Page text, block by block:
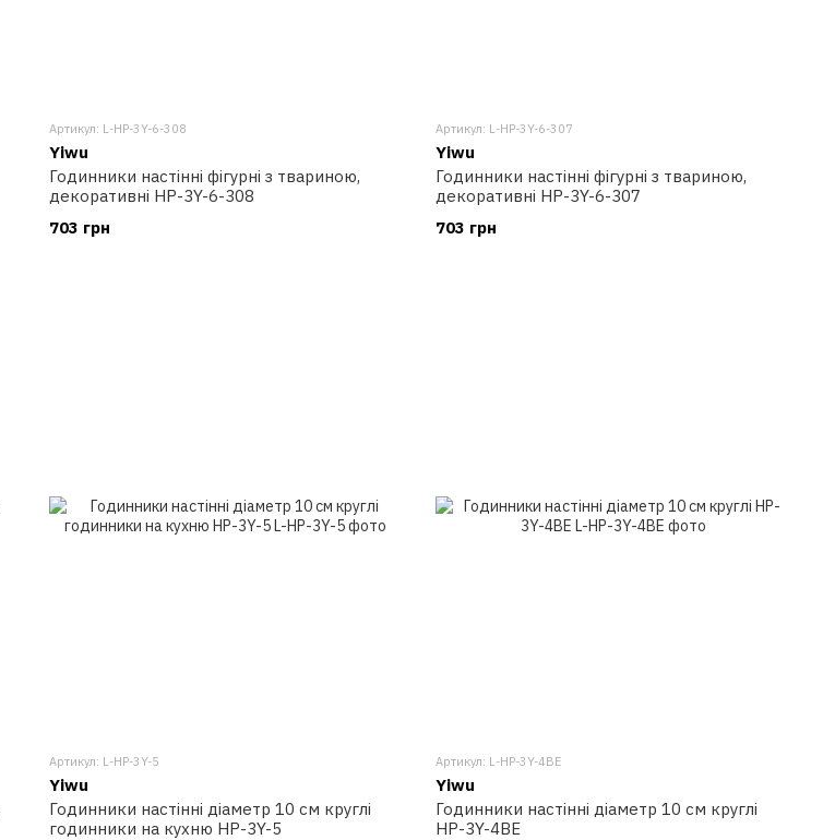
Артикул: L-HP-3Y-6-308
Yiwu
Годинники настінні фігурні з твариною,
декоративні HP-3Y-6-308
703 грн
Артикул: L-HP-3Y-6-307
Yiwu
Годинники настінні фігурні з твариною,
декоративні HP-3Y-6-307
703 грн
Артикул: L-HP-3Y-5
Yiwu
Годинники настінні діаметр 10 см круглі
годинники на кухню HP-3Y-5
Артикул: L-HP-3Y-4BE
Yiwu
Годинники настінні діаметр 10 см круглі
HP-3Y-4BE